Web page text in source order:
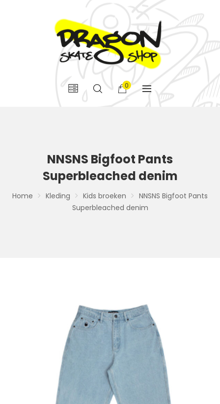
0
NNSNS Bigfoot Pants
Superbleached denim
Home Kleding Kids broeken
NNSNS Bigfoot Pants
Superbleached denim